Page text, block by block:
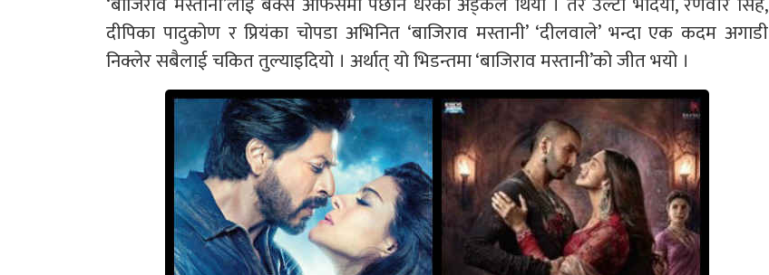
दीपिका पादुकोण र प्रियंका चोपडा अभिनित ‘बाजिराव मस्तानी’ ‘दीलवाले’ भन्दा एक कदम अगाडी
निक्लेर सबैलाई चकित तुल्याइदियो । अर्थात् यो भिडन्तमा ‘बाजिराव मस्तानी’को जीत भयो ।